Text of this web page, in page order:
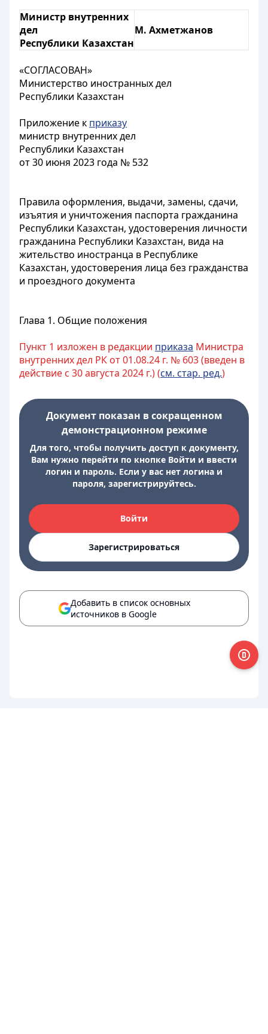
Министр внутренних
дел
Республики Казахстан
М. Ахметжанов
«СОГЛАСОВАН»
Министерство иностранных дел
Республики Казахстан
Приложение к приказу
министр внутренних дел
Республики Казахстан
от 30 июня 2023 года № 532
Правила оформления, выдачи, замены, сдачи,
изъятия и уничтожения паспорта гражданина
Республики Казахстан, удостоверения личности
гражданина Республики Казахстан, вида на
жительство иностранца в Республике
Казахстан, удостоверения лица без гражданства
и проездного документа
Глава 1. Общие положения
Пункт 1 изложен в редакции приказа Министра
внутренних дел РК от 01.08.24 г. № 603 (введен в
действие с 30 августа 2024 г.) (см. стар. ред.)
Документ показан в сокращенном
демонстрационном режиме
Для того, чтобы получить доступ к документу,
Вам нужно перейти по кнопке Войти и ввести
логин и пароль. Если у вас нет логина и
пароля, зарегистрируйтесь.
Войти
Зарегистрироваться
Добавить в список основных
источников в Google